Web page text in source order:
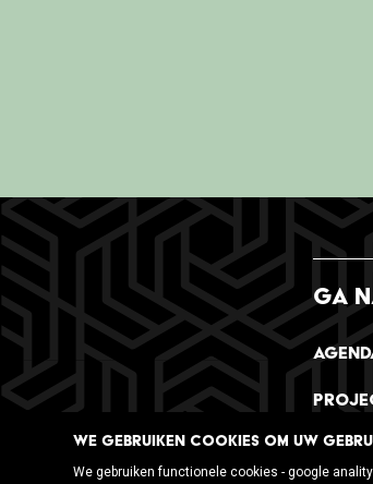
GA
WE GEBRUIKEN COOKIES OM UW
We gebruiken functionele cookies - google